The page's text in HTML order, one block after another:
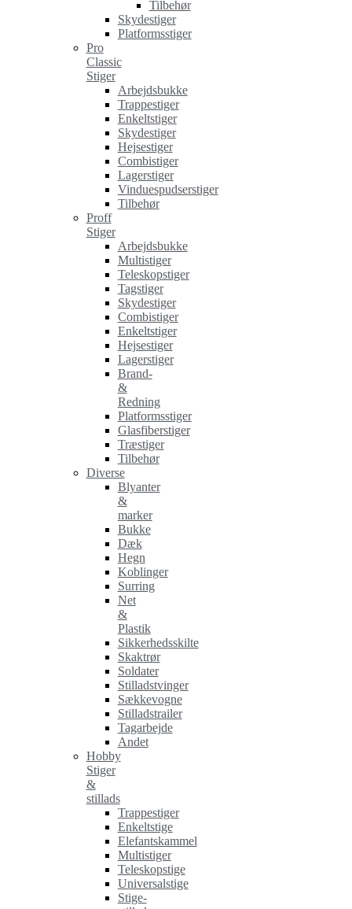
Tilbehør
Skydestiger
Platformsstiger
Pro
Classic
Stiger
Arbejdsbukke
Trappestiger
Enkeltstiger
Skydestiger
Hejsestiger
Combistiger
Lagerstiger
Vinduespudserstiger
Tilbehør
Proff
Stiger
Arbejdsbukke
Multistiger
Teleskopstiger
Tagstiger
Skydestiger
Combistiger
Enkeltstiger
Hejsestiger
Lagerstiger
Brand-
&
Redning
Platformsstiger
Glasfiberstiger
Træstiger
Tilbehør
Diverse
Blyanter
&
marker
Bukke
Dæk
Hegn
Koblinger
Surring
Net
&
Plastik
Sikkerhedsskilte
Skaktrør
Soldater
Stilladstvinger
Sækkevogne
Stilladstrailer
Tagarbejde
Andet
Hobby
Stiger
&
stillads
Trappestiger
Enkeltstige
Elefantskammel
Multistiger
Teleskopstige
Universalstige
Stige-